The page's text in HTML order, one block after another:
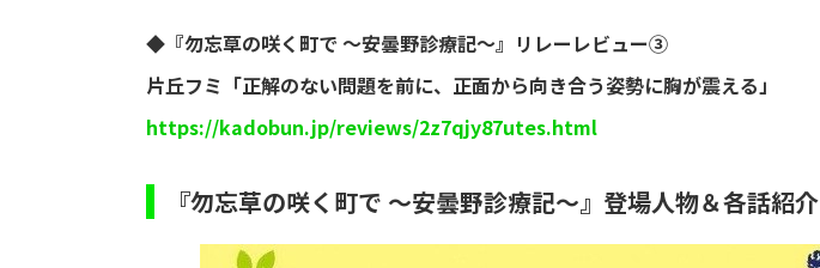
◆『勿忘草の咲く町で ～安曇野診療記～』リレーレビュー③
片丘フミ「正解のない問題を前に、正面から向き合う姿勢に胸が震える」
https://kadobun.jp/reviews/2z7qjy87utes.html
『勿忘草の咲く町で ～安曇野診療記～』登場人物＆各話紹介